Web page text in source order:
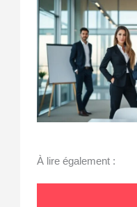
À lire également :